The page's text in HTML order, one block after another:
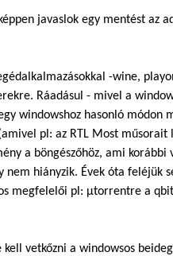
javaslok egy mentést az
-wine,
Ráadásul - mivel a
windowshoz hasonló módon
pl: az RTL Most
a böngészőhöz, ami
nem hiányzik. Évek óta feléjük
megfelelői pl: μtorrentre a
vetkőzni a windowsos